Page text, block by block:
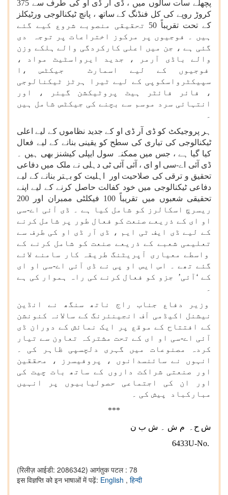
پچھلے سات سالوں میں ، ڈی آر ڈی او کی طرف سے 375
کروڑ روپے کی کل فنڈنگ کے ساتھ ، پانچ ٹیکنالوجی ورٹیکلز
کے تحت تقریباً 50 تحقیقی منصوبے شروع کیے گئے
ہیں ۔ فوجیوں پر مرکوز اختراعات پر توجہ دی
گئی ہے ، جن میں اعلی کارکردگی والے ہلکے وزن
والے باڈی آرمر ، جدید ایرواسٹیٹ مواد ،
فوجیوں کے لیے اسمارٹ جیکٹس ،ا
سپیکٹرواسکوپی کے لیے ٹیرا ہرٹز ٹیکنالوجی
، فائر فائٹر ہیٹ پروٹیکشن گیئر ، اور
انتہائی سرد موسم سے بچنے کی جیکٹس شامل ہیں
۔
ہر پروجیکٹ کو ڈی آر ڈی او کے جدید نظاموں کے لیے اعلی
ٹیکنالوجی کی تیاری کی سطح کو یقینی بنانے کے لیے فعال
کیا گیا ہے ، جس میں ممکنہ سول ایپلی کیشنز بھی ہیں ۔
ڈی آئی اے-سی او ای ، آئی آئی ٹی دہلی نے ملک میں دفاعی
تحقیق و ترقی کی صلاحیت اور اہلیت کو بہتر بنانے کے لیے
دفاعی ٹیکنالوجی میں خود کفالت حاصل کرنے کے لیے اپنے
تحقیقی شعبوں میں تقریباً 100 فیکلٹی ممبران اور 200
ریسرچ اسکالرز کو شامل کیا ہے ۔ ڈی آئی اے-سی
او ای کے ذریعے صنعت کو فعال طور پر شامل کرنے
کے لیے ڈی ایف ٹی ایم ، ڈی آر ڈی او کی طرف سے
تعلیمی شعبے کے ذریعے صنعت کو شامل کرنے کے
واسطے معیاری آپریٹنگ طریقہ کار سامنے لائے
گئے تھے ۔ اس ایس او پی نے ڈی آئی اے-سی او ای
کے ‘آئی’ جزو کو فعال کرنے کی راہ ہموار کی ہے
۔
وزیر دفاع جناب راج ناتھ سنگھ نے انڈین
نیشنل اکیڈمی آف انجینئرنگ کے سالانہ کنونشن
کے افتتاح کے موقع پر ایک نمائش کے دوران ڈی
آئی اے-سی او ای کے تحت مشترکہ تعاون سے تیار
کردہ مصنوعات میں گہری دلچسپی ظاہر کی ۔
انہوں نے سائنسدانوں ، پروفیسرز ، محققین
اور صنعتی شراکت داروں کے ساتھ بات چیت کی
اور ان کی اجتماعی حصولیابیوں پر انہیں
مبارکباد پیش کی ۔
***
ش ح۔
م ش ۔ ش ب ن
U-No.
433
6
(रिलीज़ आईडी: 2086342) आगंतुक पटल : 78
इस विज्ञप्ति को इन भाषाओं में पढ़ें: English , हिन्दी